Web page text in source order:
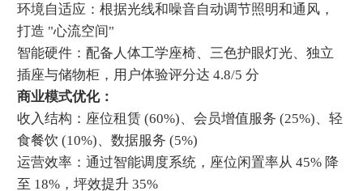
环境自适应：根据光线和噪音自动调节照明和通风，
打造 "心流空间"
智能硬件：配备人体工学座椅、三色护眼灯光、独立
插座与储物柜，用户体验评分达 4.8/5 分
商业模式优化：
收入结构：座位租赁 (60%)、会员增值服务 (25%)、轻
食餐饮 (10%)、数据服务 (5%)
运营效率：通过智能调度系统，座位闲置率从 45% 降
至 18%，坪效提升 35%